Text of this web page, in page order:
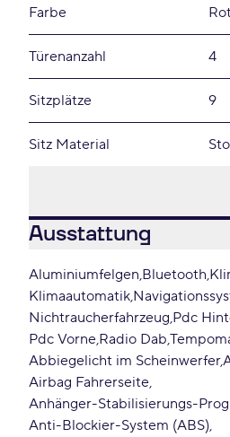
Farbe
Türenanzahl 4
Sitzplätze 9
Sitz Material
Ausstattung
Aluminiumfelgen Bluetooth
Klimaautomatik
Nichtraucherfahrzeug Pdc
Pdc Vorne Radio Dab
Abbiegelicht im Scheinwerfer
Airbag Fahrerseite
Anhänger-Stabilisierungs-
Anti-Blockier-System (ABS)